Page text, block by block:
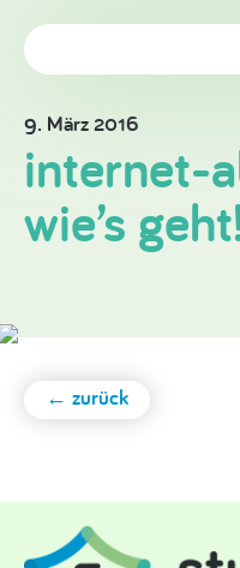
9. März 2016
internet-
wie’s
← zurück